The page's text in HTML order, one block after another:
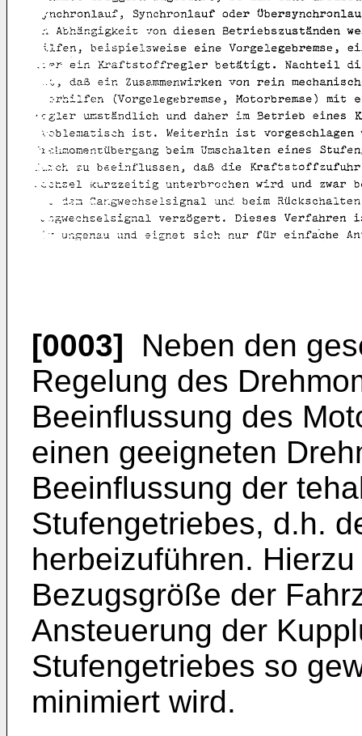
[0003] Neben den
Regelung des
Beeinflussung des
einen geeigneten
Beeinflussung der
Stufengetriebes, d.h.
herbeizuführen.
Bezugsgröße der
Ansteuerung der
Stufengetriebes so
minimiert wird.